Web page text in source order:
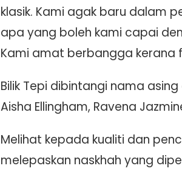
klasik. Kami agak baru dalam
apa yang boleh kami capai
Kami amat berbangga kerana
Bilik Tepi dibintangi nama
Aisha Ellingham, Ravena
Melihat kepada kualiti dan
melepaskan naskhah yang